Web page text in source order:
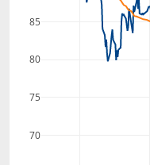
70
75
80
85